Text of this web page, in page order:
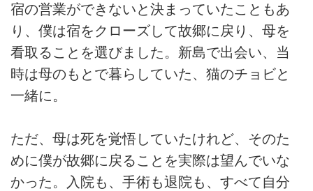
宿の営業ができないと決まっていたこともあ
り、僕は宿をクローズして故郷に戻り、母を
看取ることを選びました。新島で出会い、当
時は母のもとで暮らしていた、猫のチョビと
一緒に。
ただ、母は死を覚悟していたけれど、そのた
めに僕が故郷に戻ることを実際は望んでいな
かった。入院も、手術も退院も、すべて自分